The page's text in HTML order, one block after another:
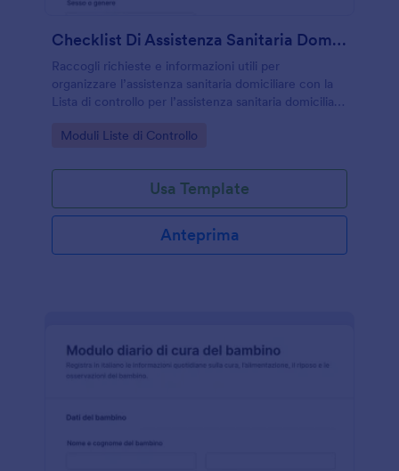
Checklist Di Assistenza Sanitaria Domiciliare
Raccogli richieste e informazioni utili per
organizzare l’assistenza sanitaria domiciliare con la
Lista di controllo per l’assistenza sanitaria domiciliare
e famiglie che gestiscono cure a casa.
Go to Category:
Moduli Liste di Controllo
Usa Template
Anteprima